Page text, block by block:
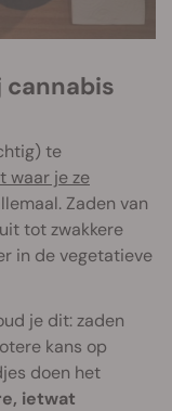
te
waar je ze
Zaden van
tot zwakkere
in de vegetatieve
je dit: zaden
kans op
doen het
ietwat